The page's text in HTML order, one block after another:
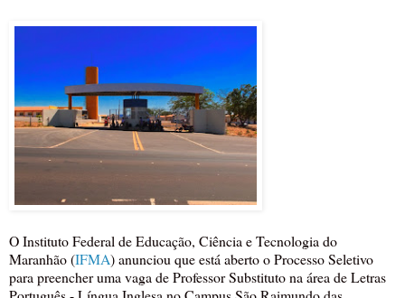
O Instituto Federal de Educação, Ciência e Tecnologia do
Maranhão (IFMA) anunciou que está aberto o Processo Seletivo
para preencher uma vaga de Professor Substituto na área de Letras